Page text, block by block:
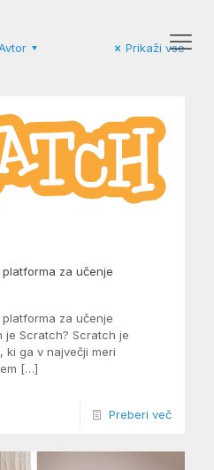
Prikaži vse
za učenje
za učenje
je Scratch? Scratch je
ki ga v največji meri
[…]
Preberi več